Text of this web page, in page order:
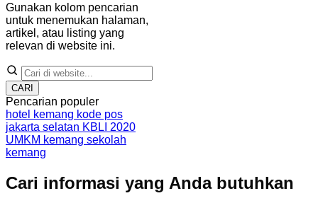
Gunakan kolom pencarian
untuk menemukan halaman,
artikel, atau listing yang
relevan di website ini.
CARI
Pencarian populer
hotel kemang kode pos
jakarta selatan KBLI 2020
UMKM kemang sekolah
kemang
Cari informasi yang Anda butuhkan